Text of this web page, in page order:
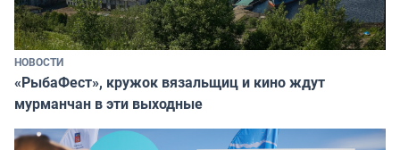
НОВОСТИ
«РыбаФест», кружок вязальщиц и кино ждут
мурманчан в эти выходные